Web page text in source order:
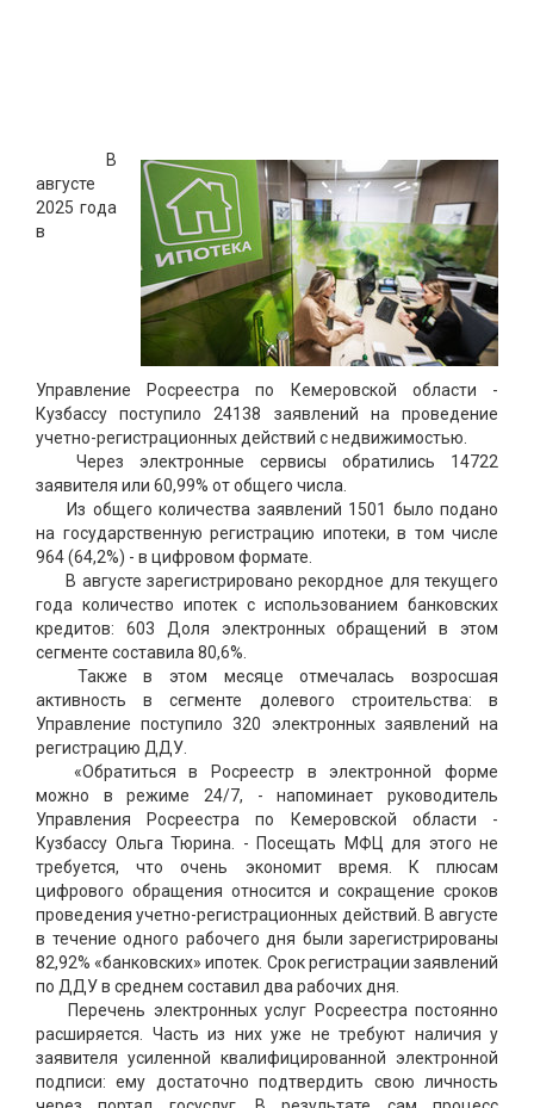
В
августе
2025 года
в
Управление Росреестра по Кемеровской области -
Кузбассу поступило 24138 заявлений на проведение
учетно-регистрационных действий с недвижимостью.
Через электронные сервисы обратились 14722
заявителя или 60,99% от общего числа.
Из общего количества заявлений 1501 было подано
на государственную регистрацию ипотеки, в том числе
964 (64,2%) - в цифровом формате.
В августе зарегистрировано рекордное для текущего
года количество ипотек с использованием банковских
кредитов: 603 Доля электронных обращений в этом
сегменте составила 80,6%.
Также в этом месяце отмечалась возросшая
активность в сегменте долевого строительства: в
Управление поступило 320 электронных заявлений на
регистрацию ДДУ.
«Обратиться в Росреестр в электронной форме
можно в режиме 24/7, - напоминает руководитель
Управления Росреестра по Кемеровской области -
Кузбассу Ольга Тюрина. - Посещать МФЦ для этого не
требуется, что очень экономит время. К плюсам
цифрового обращения относится и сокращение сроков
проведения учетно-регистрационных действий. В августе
в течение одного рабочего дня были зарегистрированы
82,92% «банковских» ипотек. Срок регистрации заявлений
по ДДУ в среднем составил два рабочих дня.
Перечень электронных услуг Росреестра постоянно
расширяется. Часть из них уже не требуют наличия у
заявителя усиленной квалифицированной электронной
подписи: ему достаточно подтвердить свою личность